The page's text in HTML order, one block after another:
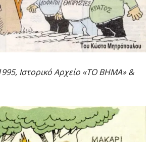
Ιστορικό Αρχείο «ΤΟ ΒΗΜΑ» &